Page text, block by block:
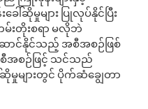
ေါ်ဆိုမှုများ ပြုလုပ်နိုင်ပြီး
တိုးစရာ မလိုဘဲ
ာင်နိုင်သည့် အစီအစဉ်ဖြစ်
စီအစဉ်ဖြင့် သင်သည်
ဆိုမှုများတွင် ပိုက်ဆံချွေတာ